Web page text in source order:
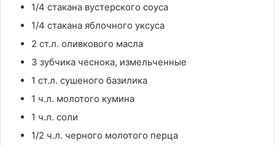
1/4 стакана вустерского соуса
1/4 стакана яблочного уксуса
2 ст.л. оливкового масла
3 зубчика чеснока, измельченные
1 ст.л. сушеного базилика
1 ч.л. молотого кумина
1 ч.л. соли
1/2 ч.л. черного молотого перца